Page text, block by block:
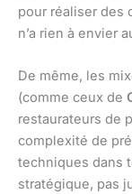
pour réaliser des
n’a rien à envier
De même, les
(comme ceux de
restaurateurs de
complexité de
techniques dans
stratégique, pas